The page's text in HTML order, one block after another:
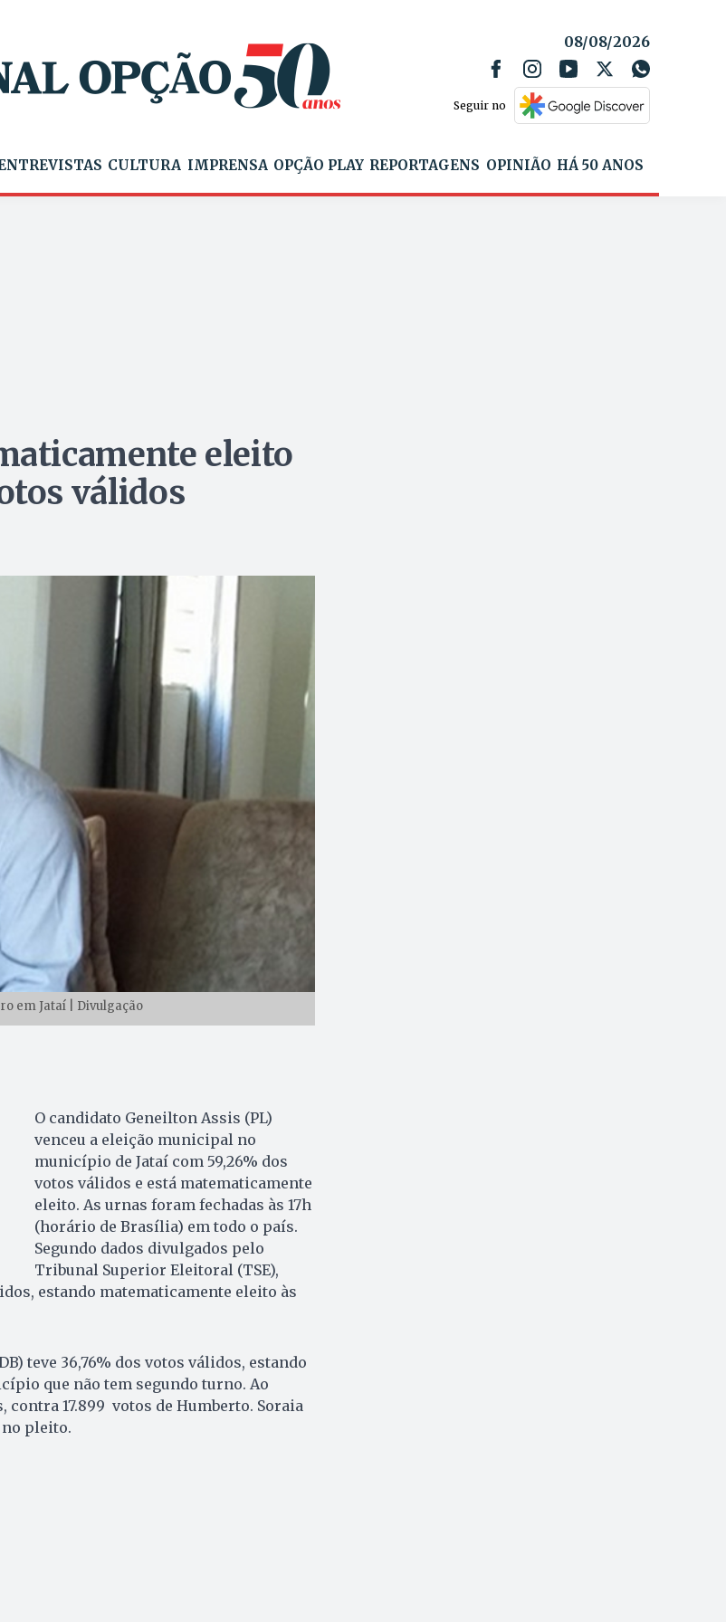
08/08/2026
Seguir no
CULTURA IMPRENSA OPÇÃO PLAY REPORTAGENS OPINIÃO HÁ 50 ANOS
eleito
válidos
em Jataí | Divulgação
O candidato Geneilton Assis (PL)
venceu a eleição municipal no
município de Jataí com 59,26% dos
votos válidos e está matematicamente
eleito. As urnas foram fechadas às 17h
(horário de Brasília) em todo o país.
Segundo dados divulgados pelo
Tribunal Superior Eleitoral (TSE),
estando matematicamente eleito às
teve 36,76% dos votos válidos, estando
que não tem segundo turno. Ao
contra 17.899 votos de Humberto. Soraia
pleito.